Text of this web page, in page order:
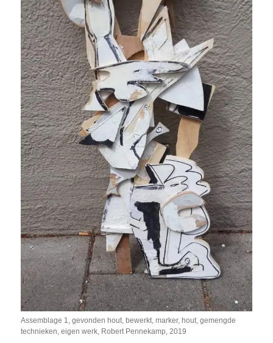
Assemblage 1, gevonden hout, bewerkt, marker, hout, gemengde
technieken, eigen werk, Robert Pennekamp, 2019